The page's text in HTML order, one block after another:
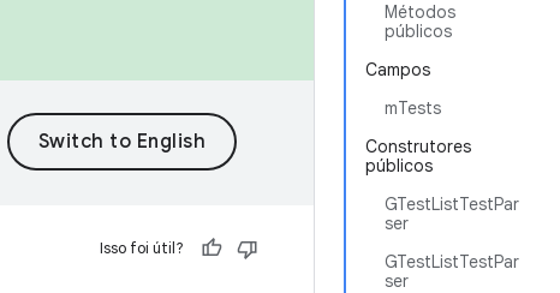
Métodos
públicos
Campos
mTests
Construtores
públicos
GTestListTestPar
ser
GTestListTestPar
ser
Isso foi útil?